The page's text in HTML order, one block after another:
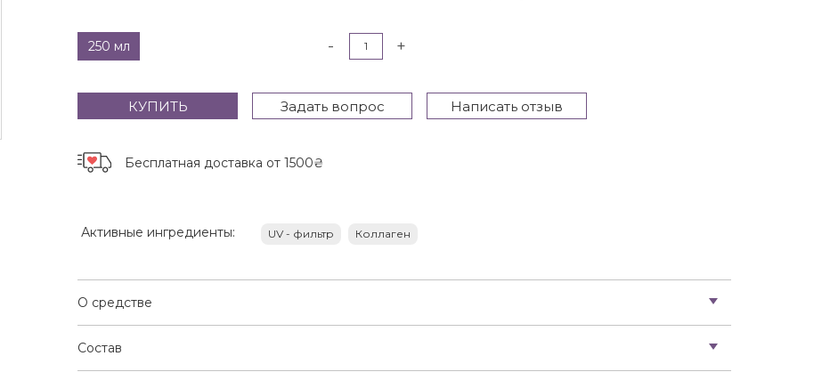
250 мл - +
КУПИТЬ Задать вопрос Написать отзыв
Бесплатная доставка от 1500₴
Активные ингредиенты: UV - фильтр Коллаген
О средстве
Состав